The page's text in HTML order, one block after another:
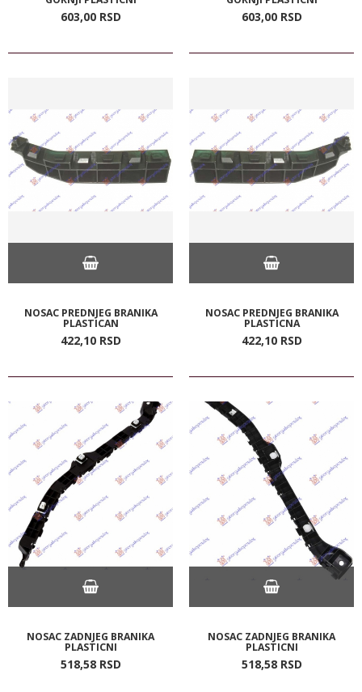
603,00 RSD 603,00 RSD
NOSAC PREDNJEG BRANIKA
PLASTICAN
422,10 RSD
NOSAC PREDNJEG BRANIKA
PLASTICNA
422,10 RSD
NOSAC ZADNJEG BRANIKA
PLASTICNI
518,58 RSD
NOSAC ZADNJEG BRANIKA
PLASTICNI
518,58 RSD